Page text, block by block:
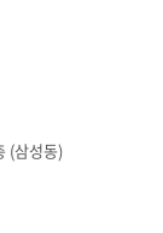
(삼성동)